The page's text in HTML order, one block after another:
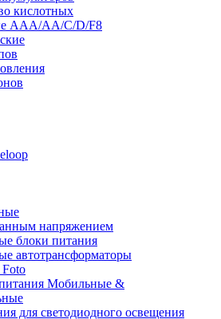
кислотных
ААА/АА/С/D/F8
напряжением
блоки питания
автотрансформаторы
Мобильные &
для светодиодного освещения